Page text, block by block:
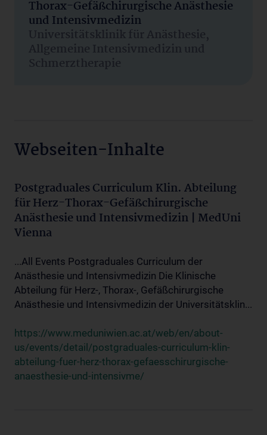
Thorax-Gefäßchirurgische Anästhesie
und Intensivmedizin
Universitätsklinik für Anästhesie,
Allgemeine Intensivmedizin und
Schmerztherapie
Webseiten-Inhalte
Postgraduales Curriculum Klin. Abteilung
für Herz-Thorax-Gefäßchirurgische
Anästhesie und Intensivmedizin | MedUni
Vienna
...All Events Postgraduales Curriculum der
Anästhesie und Intensivmedizin Die Klinische
Abteilung für Herz-, Thorax-, Gefäßchirurgische
Anästhesie und Intensivmedizin der Universitätsklin...
https://www.meduniwien.ac.at/web/en/about-
us/events/detail/postgraduales-curriculum-klin-
abteilung-fuer-herz-thorax-gefaesschirurgische-
anaesthesie-und-intensivme/